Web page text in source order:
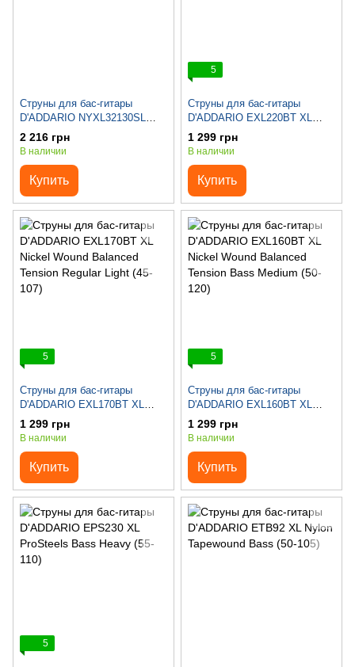
Струны для бас-гитары
D'ADDARIO NYXL32130SL
REGULAR LIGHT 6-STRING /
Super Long Scale (32-130)
2 216 грн
В наличии
Купить
5
Струны для бас-гитары
D'ADDARIO EXL220BT XL
Nickel Wound Balanced
Tension Super Light (40-95)
1 299 грн
В наличии
Купить
5
Струны для бас-гитары
D'ADDARIO EXL170BT XL
Nickel Wound Balanced
Tension Regular Light (45-107)
1 299 грн
В наличии
Купить
5
Струны для бас-гитары
D'ADDARIO EXL160BT XL
Nickel Wound Balanced
Tension Bass Medium (50-120)
1 299 грн
В наличии
Купить
5